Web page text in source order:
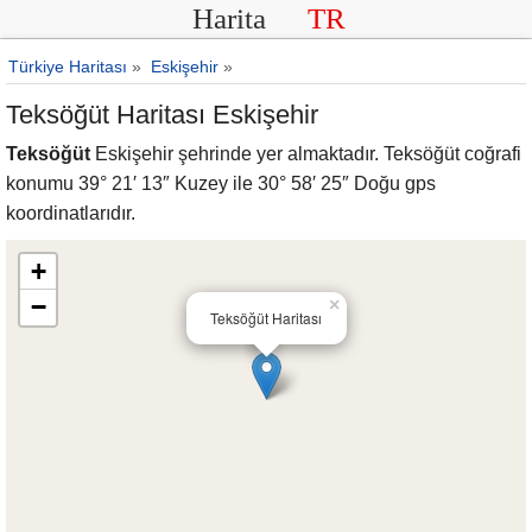
Harita TR
Türkiye Haritası » Eskişehir »
Teksöğüt Haritası Eskişehir
Teksöğüt Eskişehir şehrinde yer almaktadır. Teksöğüt coğrafi
konumu 39° 21′ 13″ Kuzey ile 30° 58′ 25″ Doğu gps
koordinatlarıdır.
Teksöğüt Haritası
×
+
−